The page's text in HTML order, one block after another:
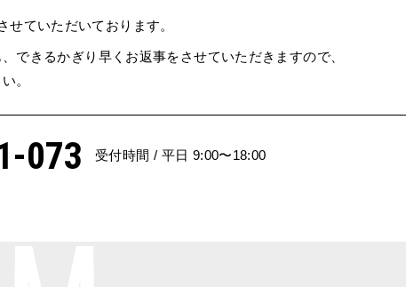
せていただいております。
できるかぎり早くお返事を させていただきますので、
。
073 受付時間 / 平日 9:00〜18:00